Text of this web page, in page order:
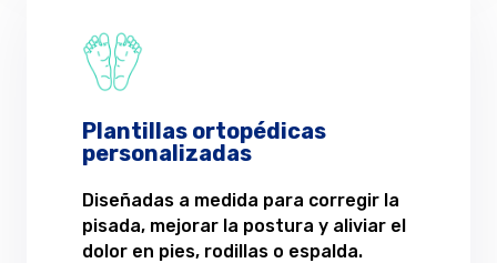
Plantillas ortopédicas
personalizadas
Diseñadas a medida para corregir la
pisada, mejorar la postura y aliviar el
dolor en pies, rodillas o espalda.